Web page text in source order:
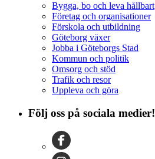
Bygga, bo och leva hållbart
Företag och organisationer
Förskola och utbildning
Göteborg växer
Jobba i Göteborgs Stad
Kommun och politik
Omsorg och stöd
Trafik och resor
Uppleva och göra
Följ oss på sociala medier!